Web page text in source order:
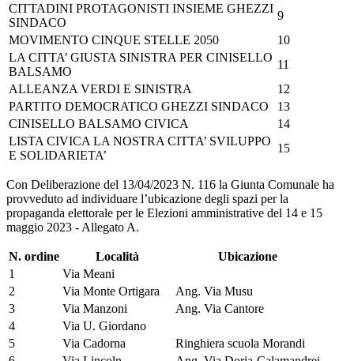
CITTADINI PROTAGONISTI INSIEME GHEZZI
SINDACO
9
MOVIMENTO CINQUE STELLE 2050
10
LA CITTA’ GIUSTA SINISTRA PER CINISELLO
BALSAMO
11
ALLEANZA VERDI E SINISTRA
12
PARTITO DEMOCRATICO GHEZZI SINDACO
13
CINISELLO BALSAMO CIVICA
14
LISTA CIVICA LA NOSTRA CITTA’ SVILUPPO
E SOLIDARIETA’
15
Con Deliberazione del 13/04/2023 N. 116 la Giunta Comunale ha
provveduto ad individuare l’ubicazione degli spazi per la
propaganda elettorale per le Elezioni amministrative del 14 e 15
maggio 2023 - Allegato A.
N. ordine Località
Ubicazione
1
Via Meani
2
Via Monte Ortigara
Ang. Via Musu
3
Via Manzoni
Ang. Via Cantore
4
Via U. Giordano
5
Via Cadorna
Ringhiera scuola Morandi